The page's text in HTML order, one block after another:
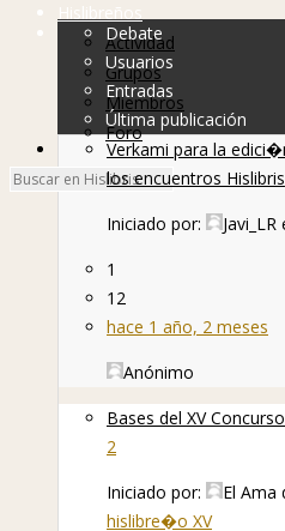
Hislibreños
Actividad
Grupos
Miembros
Foro
Debate
Usuarios
Entradas
Última publicación
Verkami para la
los encuentros Hislibris
Iniciado por:
Javi_LR
1
12
hace 1 año, 2 meses
Anónimo
Bases del XV
2
Iniciado por:
El Ama
hislibre�o XV